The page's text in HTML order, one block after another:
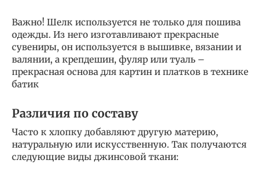
Важно! Шелк используется не только для пошива
одежды. Из него изготавливают прекрасные
сувениры, он используется в вышивке, вязании и
валянии, а крепдешин, фуляр или туаль –
прекрасная основа для картин и платков в технике
батик
Различия по составу
Часто к хлопку добавляют другую материю,
натуральную или искусственную. Так получаются
следующие виды джинсовой ткани: